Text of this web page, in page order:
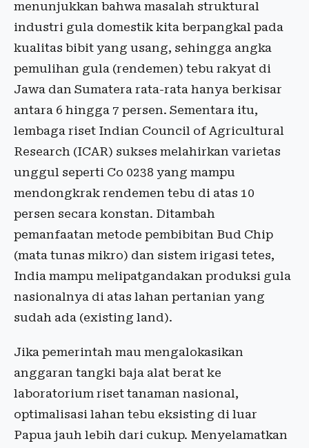
menunjukkan bahwa masalah struktural
industri gula domestik kita berpangkal pada
kualitas bibit yang usang, sehingga angka
pemulihan gula (rendemen) tebu rakyat di
Jawa dan Sumatera rata-rata hanya berkisar
antara 6 hingga 7 persen. Sementara itu,
lembaga riset Indian Council of Agricultural
Research (ICAR) sukses melahirkan varietas
unggul seperti Co 0238 yang mampu
mendongkrak rendemen tebu di atas 10
persen secara konstan. Ditambah
pemanfaatan metode pembibitan Bud Chip
(mata tunas mikro) dan sistem irigasi tetes,
India mampu melipatgandakan produksi gula
nasionalnya di atas lahan pertanian yang
sudah ada (existing land).
Jika pemerintah mau mengalokasikan
anggaran tangki baja alat berat ke
laboratorium riset tanaman nasional,
optimalisasi lahan tebu eksisting di luar
Papua jauh lebih dari cukup. Menyelamatkan